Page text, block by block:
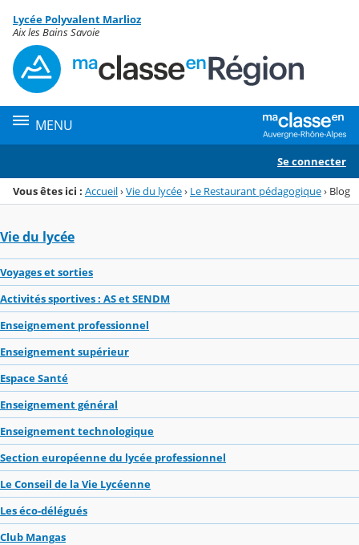
Menu de la rubrique
Contenu
Lycée Polyvalent Marlioz
Aix les Bains Savoie
MENU
Se connecter
Vous êtes ici : Accueil›Vie du lycée› Le Restaurant pédagogique› Blog
Vie du lycée
Voyages et sorties
Activités sportives : AS et SENDM
Enseignement professionnel
Enseignement supérieur
Espace Santé
Enseignement général
Enseignement technologique
Section européenne du lycée professionnel
Le Conseil de la Vie Lycéenne
Les éco-délégués
Club Mangas